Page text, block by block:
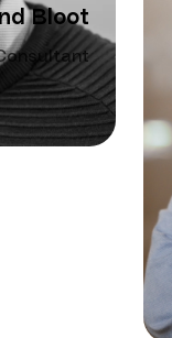
Bloot